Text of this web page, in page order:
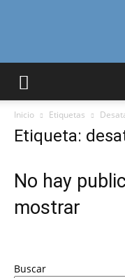
Inicio Etiquetas
Etiqueta:
No hay
mostrar
Buscar